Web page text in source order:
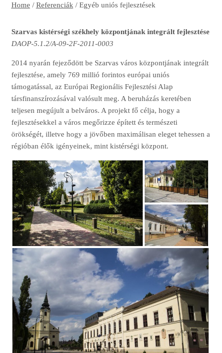
Home / Referenciák / Egyéb uniós fejlesztések
Szarvas kistérségi székhely központjának integrált fejlesztése
DAOP-5.1.2/A-09-2F-2011-0003
2014 nyarán fejeződött be Szarvas város központjának integrált
fejlesztése, amely 769 millió forintos európai uniós
támogatással, az Európai Regionális Fejlesztési Alap
társfinanszírozásával valósult meg. A beruházás keretében
teljesen megújult a belváros. A projekt fő célja, hogy a
fejlesztésekkel a város megőrizze épített és természeti
örökségét, illetve hogy a jövőben maximálisan eleget tehessen a
régióban élők igényeinek, mint kistérségi központ.